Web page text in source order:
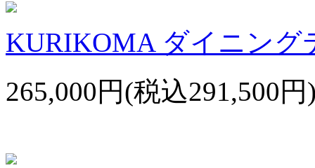
KURIKOMA ダイニング
265,000円(税込291,500円